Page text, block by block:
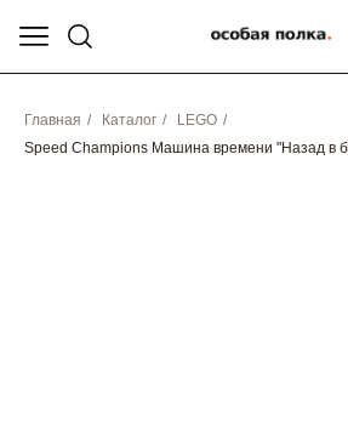
Главная / Каталог / LEGO /
Speed Champions Машина времени "Назад в